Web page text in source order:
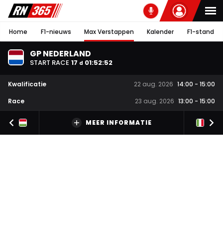
Home F1-nieuws Max Verstappen Kalender F1-stand
GP NEDERLAND
START RACE 17 d 01:52:51
Kwalificatie 22 aug. 2026 14:00 - 15:00
Race
23 aug. 2026 13:00 - 15:00
MEER INFORMATIE